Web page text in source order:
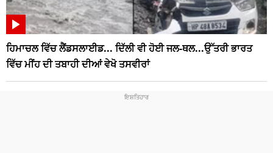
ਹਿਮਾਚਲ ਵਿੱਚ ਲੈਂਡਸਲਾਈਡ... ਦਿੱਲੀ ਵੀ ਹੋਈ ਜਲ-ਥਲ...ਉੱਤਰੀ ਭਾਰਤ
ਵਿੱਚ ਮੀਂਹ ਦੀ ਤਬਾਹੀ ਦੀਆਂ ਵੇਖੋ ਤਸਵੀਰਾਂ